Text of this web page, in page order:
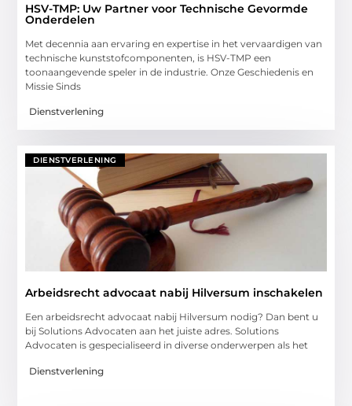
HSV-TMP: Uw Partner voor Technische Gevormde
Onderdelen
Met decennia aan ervaring en expertise in het vervaardigen van
technische kunststofcomponenten, is HSV-TMP een
toonaangevende speler in de industrie. Onze Geschiedenis en
Missie Sinds
Dienstverlening
DIENSTVERLENING
Arbeidsrecht advocaat nabij Hilversum inschakelen
Een arbeidsrecht advocaat nabij Hilversum nodig? Dan bent u
bij Solutions Advocaten aan het juiste adres. Solutions
Advocaten is gespecialiseerd in diverse onderwerpen als het
Dienstverlening